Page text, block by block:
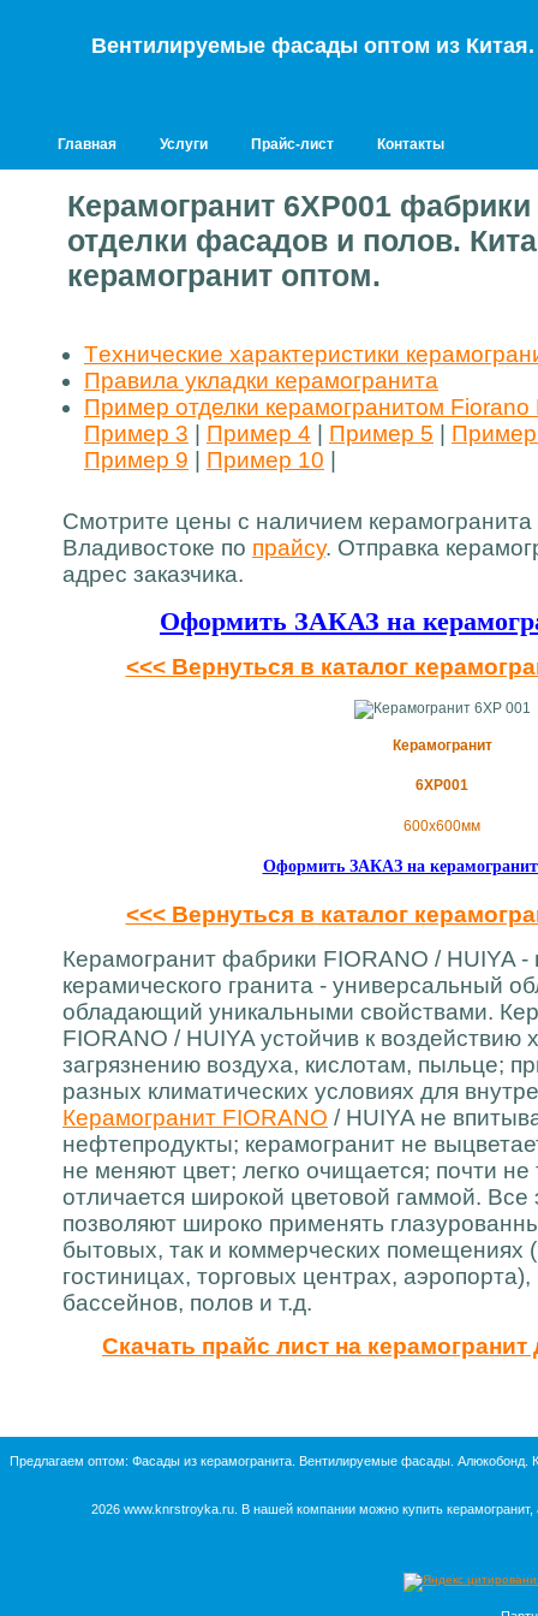
Вентилируемые фасады оптом из Китая.
Главная Услуги Прайс-лист Контакты
Керамогранит 6XP001
отделки фасадов и полов.
керамогранит оптом.
Tехнические характеристики
Правила укладки керамогранита
Пример отделки керамогранитом Fiorano
Пример 3
Пример 4 Пример 5
Пример 9
Пример 10
Смотрите цены с наличием керамогранита
Владивостоке по прайсу. Отправка
адрес заказчика.
Оформить ЗАКАЗ на
<<< Вернуться в каталог
Керамогранит
6XP001
600х600мм
Оформить ЗАКАЗ на
<<< Вернуться в каталог
Керамогранит фабрики FIORANO / HUIYA -
керамического гранита - универсальный
обладающий уникальными свойствами.
FIORANO / HUIYA устойчив к
загрязнению воздуха, кислотам, пыльце;
разных климатических условиях для
Керамогранит FIORANO / HUIYA не
нефтепродукты; керамогранит не
не меняют цвет; легко очищается; почти не
отличается широкой цветовой гаммой. Все
позволяют широко применять
бытовых, так и коммерческих помещениях
гостиницах, торговых центрах,
бассейнов, полов и т.д.
Скачать прайс лист на
Предлагаем оптом: Фасады из керамогранита. Вентилируемые фасады. Алюкобонд.
2026 www.knrstroyka.ru . В нашей компании можно купить